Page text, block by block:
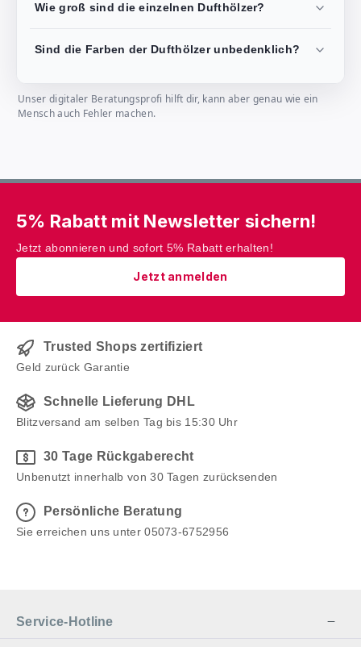
Wie groß sind die einzelnen Dufthölzer?
Sind die Farben der Dufthölzer unbedenklich?
Unser digitaler Beratungsprofi hilft dir, kann aber genau wie ein
Mensch auch Fehler machen.
5% Rabatt mit Newsletter sichern!
Jetzt abonnieren und sofort 5% Rabatt erhalten!
Jetzt anmelden
Trusted Shops zertifiziert
Geld zurück Garantie
Schnelle Lieferung DHL
Blitzversand am selben Tag bis 15:30 Uhr
30 Tage Rückgaberecht
Unbenutzt innerhalb von 30 Tagen zurücksenden
Persönliche Beratung
Sie erreichen uns unter 05073-6752956
Service-Hotline